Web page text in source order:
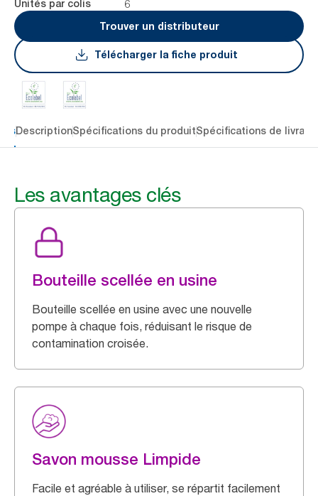
Unités par colis
6
Trouver un distributeur
Télécharger la fiche produit
DescriptionSpécifications du produitSpécifications de
Les avantages clés
Bouteille scellée en usine
Bouteille scellée en usine avec une nouvelle
pompe à chaque fois, réduisant le risque de
contamination croisée.
Savon mousse Limpide
Facile et agréable à utiliser, se répartit facilement